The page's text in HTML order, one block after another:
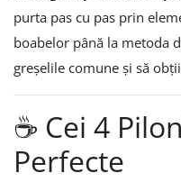
purta pas cu pas prin
boabelor până la metoda
greșelile comune și să
☕ Cei 4
Perfecte